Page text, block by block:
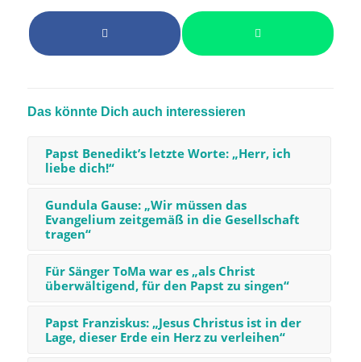
Das könnte Dich auch interessieren
Papst Benedikt’s letzte Worte: „Herr, ich
liebe dich!“
Gundula Gause: „Wir müssen das
Evangelium zeitgemäß in die Gesellschaft
tragen“
Für Sänger ToMa war es „als Christ
überwältigend, für den Papst zu singen“
Papst Franziskus: „Jesus Christus ist in der
Lage, dieser Erde ein Herz zu verleihen“